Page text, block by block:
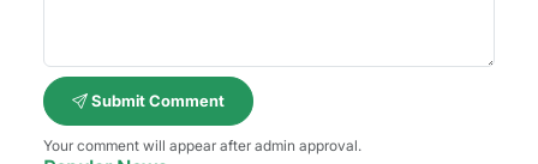
Submit Comment
Your comment will appear after admin approval.